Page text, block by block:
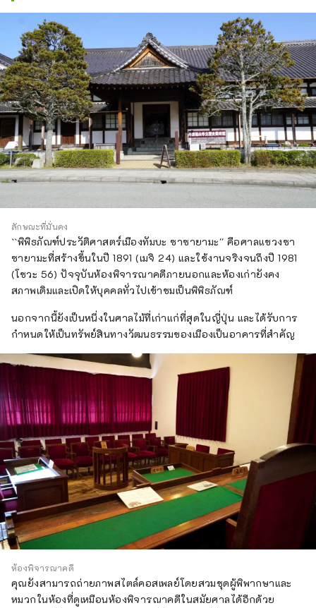
ลักษณะที่มั่นคง
``พิพิธภัณฑ์ประวัติศาสตร์เมืองทัมบะ ซาซายามะ'' คือศาลแขวงซา
ซายามะที่สร้างขึ้นในปี 1891 (เมจิ 24) และใช้งานจริงจนถึงปี 1981
(โชวะ 56) ปัจจุบันห้องพิจารณาคดีภายนอกและห้องเก่ายังคง
สภาพเดิมและเปิดให้บุคคลทั่วไปเข้าชมเป็นพิพิธภัณฑ์
นอกจากนี้ยังเป็นหนึ่งในศาลไม้ที่เก่าแก่ที่สุดในญี่ปุ่น และได้รับการ
กำหนดให้เป็นทรัพย์สินทางวัฒนธรรมของเมืองเป็นอาคารที่สำคัญ
ห้องพิจารณาคดี
คุณยังสามารถถ่ายภาพสไตล์คอสเพลย์โดยสวมชุดผู้พิพากษาและ
หมวกในห้องที่ดูเหมือนห้องพิจารณาคดีในสมัยศาลได้อีกด้วย